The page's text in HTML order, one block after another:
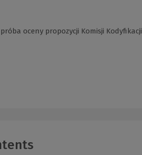
oceny propozycji Komisji